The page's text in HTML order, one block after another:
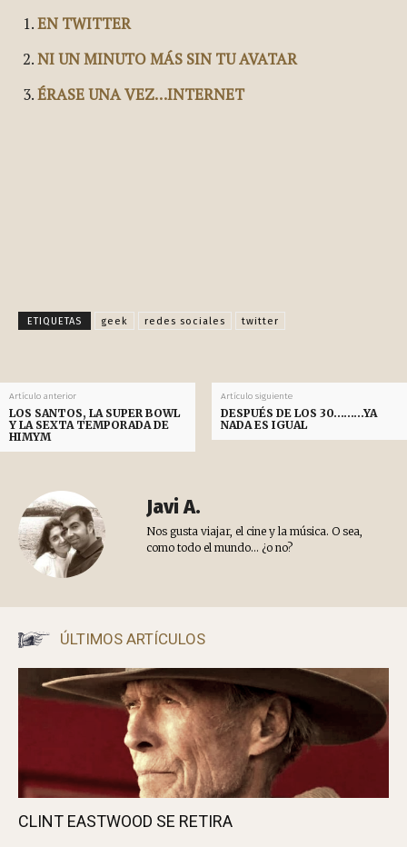
EN TWITTER
NI UN MINUTO MÁS SIN TU AVATAR
ÉRASE UNA VEZ…INTERNET
ETIQUETAS geek redes sociales twitter
Artículo anterior
LOS SANTOS, LA SUPER BOWL
Y LA SEXTA TEMPORADA DE
HIMYM
Artículo siguiente
DESPUÉS DE LOS 30………YA
NADA ES IGUAL
Javi A.
Nos gusta viajar, el cine y la música. O sea,
como todo el mundo... ¿o no?
ÚLTIMOS ARTÍCULOS
CLINT EASTWOOD SE RETIRA